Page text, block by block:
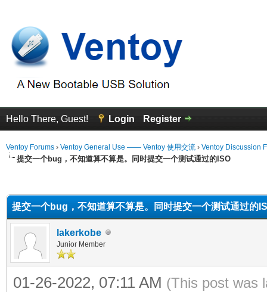
Hello There, Guest! Login Register
Ventoy Forums › Ventoy General Use —— Ventoy 使用交流 › Ventoy Discussion
提交一个bug，不知道算不算是。同时提交一个测试通过的ISO
提交一个bug，不知道算不算是。同时提交一个测试通过的
lakerkobe
Junior Member
01-26-2022, 07:11 AM (This post was